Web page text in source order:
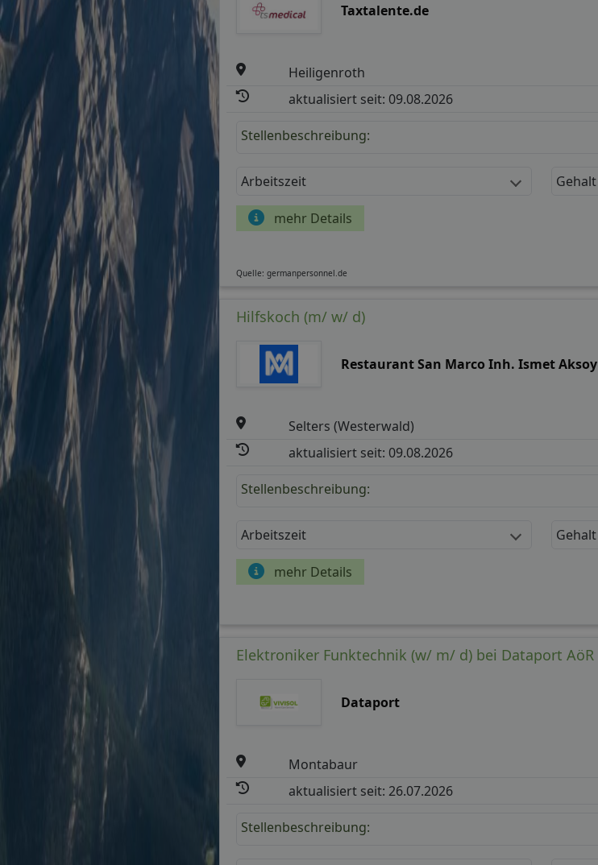
Taxtalente.de
Heiligenroth
aktualisiert seit: 09.08.2026
Stellenbeschreibung:
Arbeitszeit Gehalt
mehr Details
Quelle: germanpersonnel.de
Hilfskoch (m/ w/ d)
Restaurant San Marco Inh. Ismet Aksoy
Selters (Westerwald)
aktualisiert seit: 09.08.2026
Stellenbeschreibung:
Arbeitszeit Gehalt
mehr Details
Elektroniker Funktechnik (w/ m/ d) bei Dataport AöR
Dataport
Montabaur
aktualisiert seit: 26.07.2026
Stellenbeschreibung: